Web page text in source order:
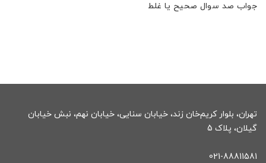
جواب صد سوال صحیح یا غلط
تهران، بلوار کریم‌خان زند، خیابان سنایی، خیابان نهم، نبش خیابان
گیلان، پلاک 5
021-88811581